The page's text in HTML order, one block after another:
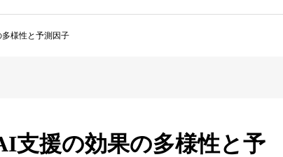
様性と予測因子
支援の効果の多様性と予